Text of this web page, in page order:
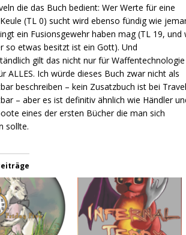
die das Buch bedient: Wer Werte für eine
(TL 0) sucht wird ebenso fündig wie
ein Fusionsgewehr haben mag (TL 19, und
so etwas besitzt ist ein Gott). Und
gilt das nicht nur für Waffentechnologie
ALLES. Ich würde dieses Buch zwar nicht als
beschreiben – kein Zusatzbuch ist bei
– aber es ist definitiv ähnlich wie Händler
eines der ersten Bücher die man sich
sollte.